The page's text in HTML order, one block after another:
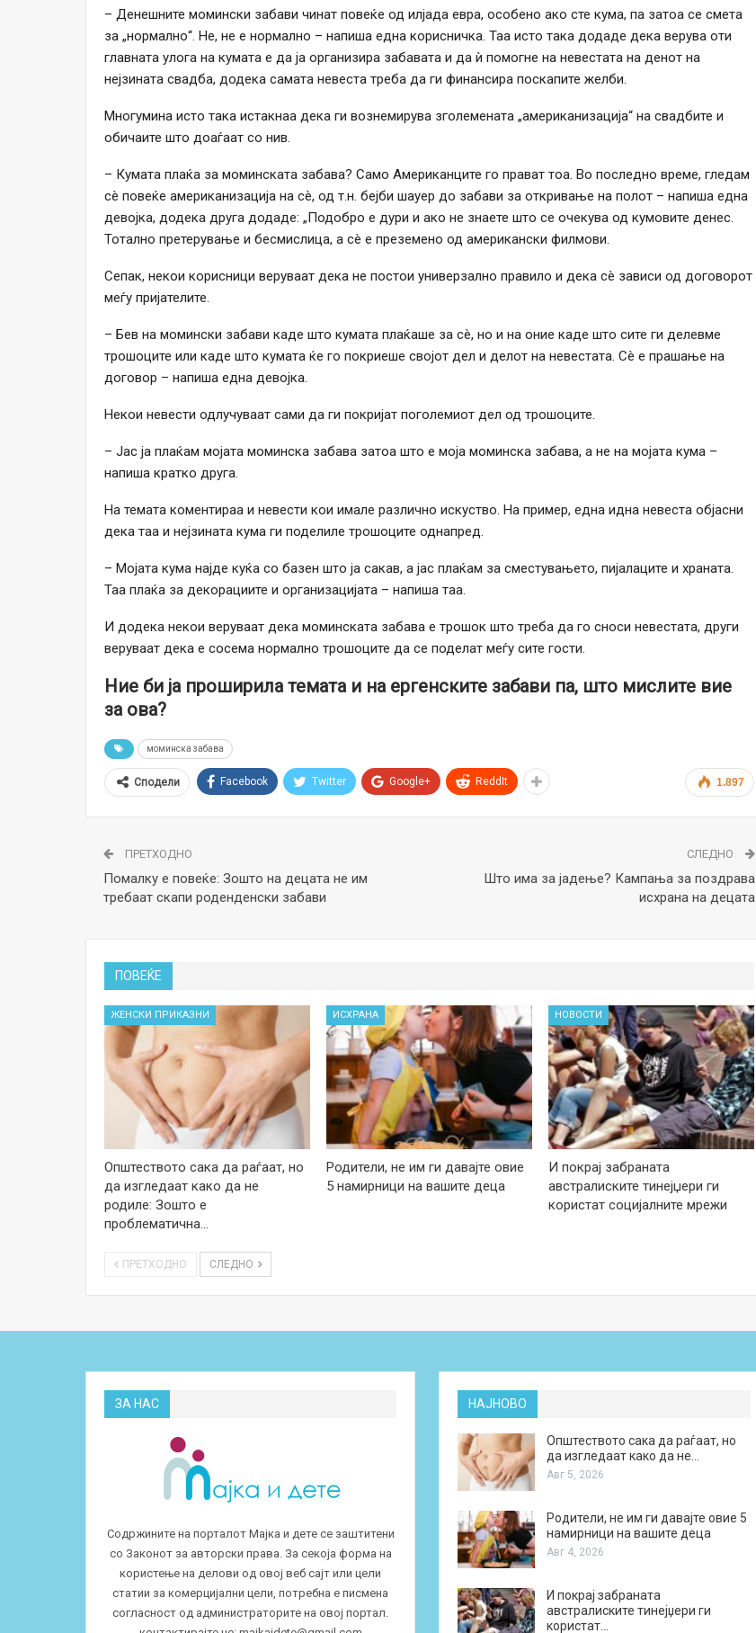
– Денешните момински забави чинат повеќе од илјада евра, особено ако сте кума, па затоа се смета
за „нормално“. Не, не е нормално – напиша една корисничка. Таа исто така додаде дека верува оти
главната улога на кумата е да ја организира забавата и да ѝ помогне на невестата на денот на
нејзината свадба, додека самата невеста треба да ги финансира поскапите желби.
Многумина исто така истакнаа дека ги вознемирува зголемената „американизација“ на свадбите и
обичаите што доаѓаат со нив.
– Кумата плаќа за моминската забава? Само Американците го прават тоа. Во последно време, гледам
сè повеќе американизација на сè, од т.н. бејби шауер до забави за откривање на полот – напиша една
девојка, додека друга додаде: „Подобро е дури и ако не знаете што се очекува од кумовите денес.
Тотално претерување и бесмислица, а сè е преземено од американски филмови.
Сепак, некои корисници веруваат дека не постои универзално правило и дека сè зависи од договорот
меѓу пријателите.
– Бев на момински забави каде што кумата плаќаше за сè, но и на оние каде што сите ги делевме
трошоците или каде што кумата ќе го покриеше својот дел и делот на невестата. Сè е прашање на
договор – напиша една девојка.
Некои невести одлучуваат сами да ги покријат поголемиот дел од трошоците.
– Јас ја плаќам мојата моминска забава затоа што е моја моминска забава, а не на мојата кума –
напиша кратко друга.
На темата коментираа и невести кои имале различно искуство. На пример, една идна невеста објасни
дека таа и нејзината кума ги поделиле трошоците однапред.
– Мојата кума најде куќа со базен што ја сакав, а јас плаќам за сместувањето, пијалаците и храната.
Таа плаќа за декорациите и организацијата – напиша таа.
И додека некои веруваат дека моминската забава е трошок што треба да го сноси невестата, други
веруваат дека е сосема нормално трошоците да се поделат меѓу сите гости.
Ние би ја проширила темата и на ергенските забави па, што мислите вие
за ова?
моминска забава
1.897
Сподели Facebook Twitter Google+ ReddIt
ПРЕТХОДНО
Помалку е повеќе: Зошто на децата не им
требаат скапи роденденски забави
СЛЕДНО
Што има за јадење? Кампања за поздрава
исхрана на децата
ПОВЕЌЕ
ЖЕНСКИ ПРИКАЗНИ
Општеството сака да раѓаат, но
да изгледаат како да не
родиле: Зошто е
проблематична…
ИСХРАНА
Родители, не им ги давајте овие
5 намирници на вашите деца
НОВОСТИ
И покрај забраната
австралиските тинејџери ги
користат социјалните мрежи
ПРЕТХОДНО СЛЕДНО
ЗА НАС
Содржините на порталот Мајка и дете се заштитени
со Законот за авторски права. За секоја форма на
користење на делови од овој веб сајт или цели
статии за комерцијални цели, потребна е писмена
согласност од администраторите на овој портал.
НАЈНОВО
Општеството сака да раѓаат, но
да изгледаат како да не…
Авг 5, 2026
Родители, не им ги давајте овие 5
намирници на вашите деца
Авг 4, 2026
И покрај забраната
австралиските тинејџери ги
користат…